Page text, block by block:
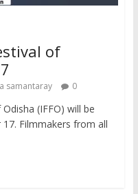
of
samantaray 0
(IFFO) will be
Filmmakers from all